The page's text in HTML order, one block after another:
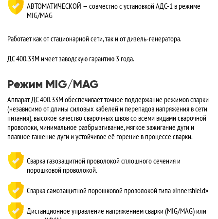
АВТОМАТИЧЕСКОЙ — совместно с установкой АДС-1 в режиме
MIG/MAG
Работает как от стационарной сети, так и от дизель-генератора.
ДC 400.33М имеет заводскую гарантию 3 года.
Режим MIG/MAG
Аппарат ДС 400.33М обеспечивает точное поддержание режимов сварки
(независимо от длины силовых кабелей и перепадов напряжения в сети
питания), высокое качество сварочных швов со всеми видами сварочной
проволоки, минимальное разбрызгивание, мягкое зажигание дуги и
плавное гашение дуги и устойчивое её горение в процессе сварки.
Сварка газозащитной проволокой сплошного сечения и
порошковой проволокой.
Сварка самозащитной порошковой проволокой типа «Innershield»
Дистанционное управление напряжением сварки (MIG/MAG) или